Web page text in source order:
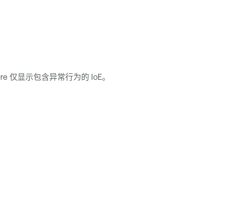
仅显示包含异常行为的 IoE。